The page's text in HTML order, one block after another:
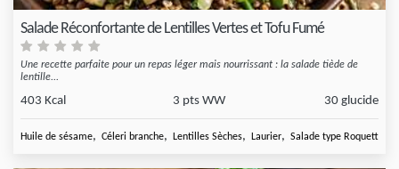
Salade Réconfortante de Lentilles Vertes et Tofu Fumé
Une recette parfaite pour un repas léger mais nourrissant : la salade tiède de
lentille...
403 Kcal 3 pts WW 30 glucide
Huile de sésame, Céleri branche, Lentilles Sèches, Laurier, Salade type Roquette